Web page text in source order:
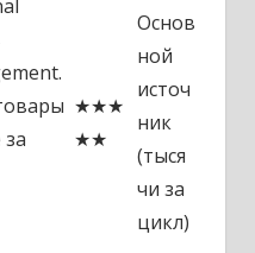
★★★
★★
Основ
ной
источ
ник
(тыся
чи за
цикл)